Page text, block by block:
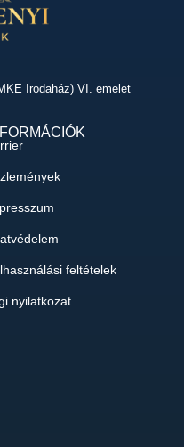
Irodaház) VI. emelet
feltételek
nyilatkozat